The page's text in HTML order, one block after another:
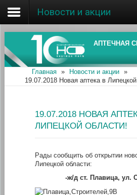
Главная
Об ассоциации
Наши аптеки
Информация
Новости и акции
АПТЕЧНАЯ
Главная » Новости и акции
»
19.07.2018 Новая аптека в
19.07.2018 НОВАЯ
ЛИПЕЦКОЙ ОБЛАСТИ!
Рады сообщить об открытии
Липецкой области:
-ж/д ст. Плавица, ул.